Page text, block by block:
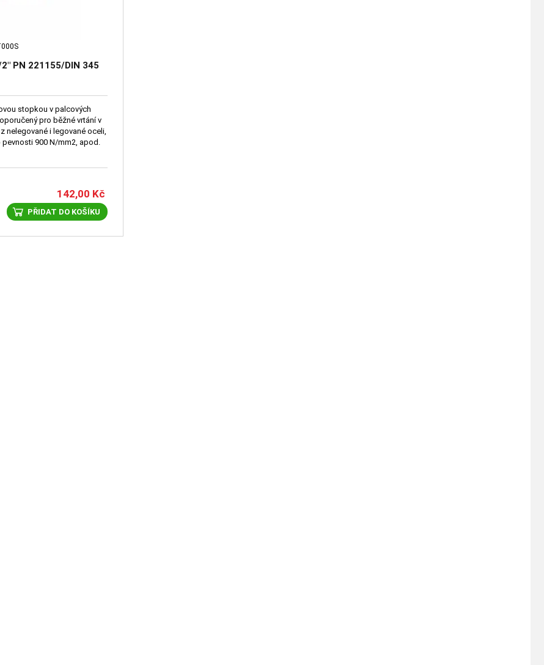
PN 221155/DIN 345
stopkou v palcových
pro běžné vrtání v
nelegované i legované oceli,
900 N/mm2, apod.
142,00 Kč
PŘIDAT DO KOŠÍKU